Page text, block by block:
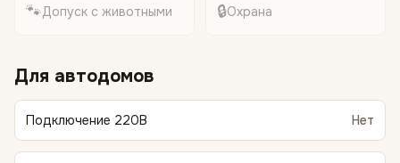
🐾Допуск с животными 🔒Охрана
Для автодомов
Подключение 220В Нет